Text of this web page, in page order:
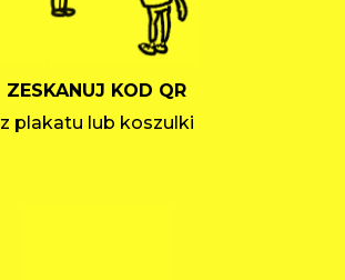
ZESKANUJ KOD QR
z plakatu lub koszulki